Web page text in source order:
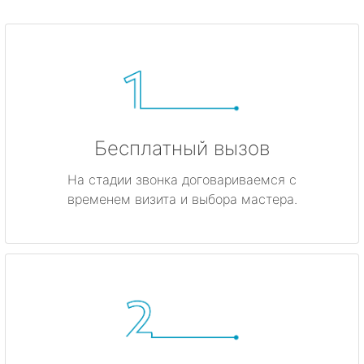
Бесплатный вызов
На стадии звонка договариваемся с
временем визита и выбора мастера.